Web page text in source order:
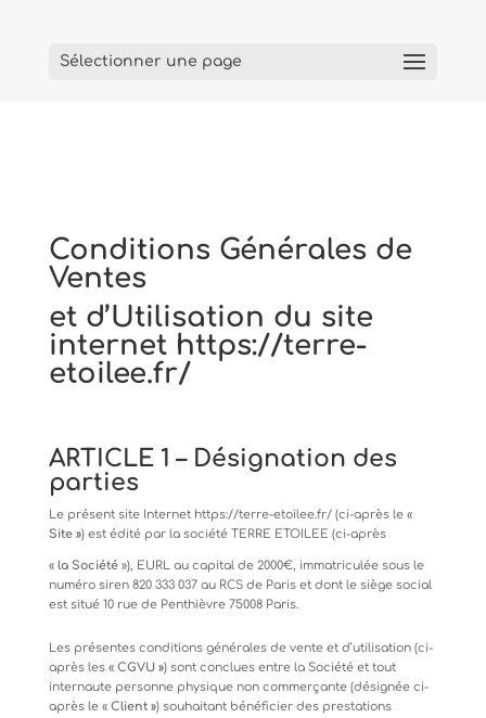
Sélectionner une page
Conditions Générales de
Ventes
et d’Utilisation du site
internet https://terre-
etoilee.fr/
ARTICLE 1 – Désignation des
parties
Le présent site Internet https://terre-etoilee.fr/ (ci-après le «
Site ») est édité par la société TERRE ETOILEE (ci-après
« la Société »), EURL au capital de 2000€, immatriculée sous le
numéro siren 820 333 037 au RCS de Paris et dont le siège social
est situé 10 rue de Penthièvre 75008 Paris.
Les présentes conditions générales de vente et d’utilisation (ci-
après les « CGVU ») sont conclues entre la Société et tout
internaute personne physique non commerçante (désignée ci-
après le « Client ») souhaitant bénéficier des prestations